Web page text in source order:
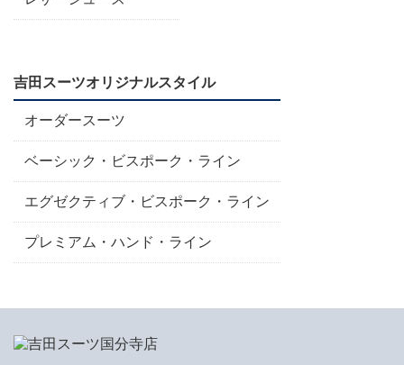
吉田スーツオリジナルスタイル
オーダースーツ
ベーシック・ビスポーク・ライン
エグゼクティブ・ビスポーク・ライン
プレミアム・ハンド・ライン